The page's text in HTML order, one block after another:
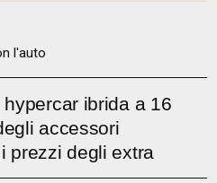
l'auto
ibrida a 16
accessori
prezzi degli extra